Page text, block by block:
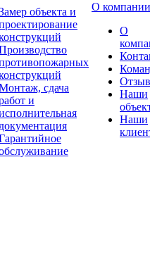
объекта и
сдача
и
документация
О компании
О
Наши
Наши